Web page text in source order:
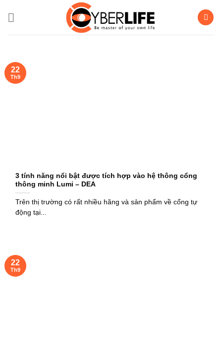
3 tính năng nổi bật được tích hợp vào hệ thông cổng
thông minh Lumi – DEA
Trên thị trường có rất nhiều hãng và sản phẩm về cổng tự
động tại...
22
Th9
22
Th9